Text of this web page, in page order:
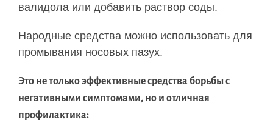
валидола или добавить раствор соды.
Народные средства можно использовать для
промывания носовых пазух.
Это не только эффективные средства борьбы с
негативными симптомами, но и отличная
профилактика: